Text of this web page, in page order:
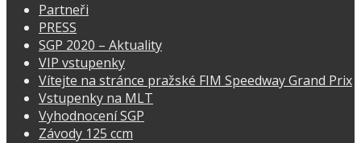
Partneři
PRESS
SGP 2020 – Aktuality
VIP vstupenky
Vítejte na stránce pražské FIM Speedway Grand Prix
Vstupenky na MLT
Vyhodnocení SGP
Závody 125 ccm